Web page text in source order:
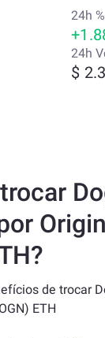
24h
24h
$
de trocar
ETH